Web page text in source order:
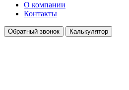
О компании
Контакты
Обратный звонок Калькулятор